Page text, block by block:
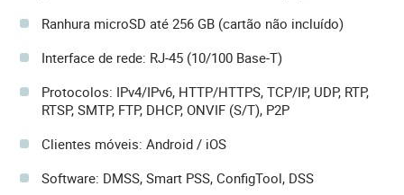
Ranhura microSD até 256 GB (cartão não incluído)
Interface de rede: RJ-45 (10/100 Base-T)
Protocolos: IPv4/IPv6, HTTP/HTTPS, TCP/IP, UDP, RTP,
RTSP, SMTP, FTP, DHCP, ONVIF (S/T), P2P
Clientes móveis: Android / iOS
Software: DMSS, Smart PSS, ConfigTool, DSS